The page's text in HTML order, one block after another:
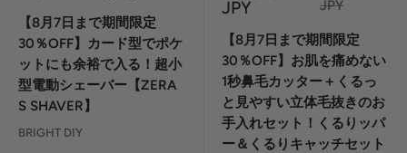
ル
価
格
【8月7日まで期間限定
30％OFF】カード型でポケ
ットにも余裕で入る！超小
型電動シェーバー【ZERA
S SHAVER】
BRIGHT DIY
ー
価
格
JPY
価
JPY
【8月7日まで期間限定
30％OFF】お肌を痛めない
1秒鼻毛カッター＋くるっ
と見やすい立体毛抜きのお
手入れセット！くるりッパ
ー＆くるりキャッチセット